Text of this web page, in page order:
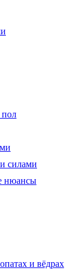
пол
силами
нюансы
и вёдрах